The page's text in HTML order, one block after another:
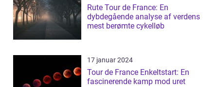
Rute Tour de France: En
dybdegående analyse af verdens
mest berømte cykelløb
17 januar 2024
Tour de France Enkeltstart: En
fascinerende kamp mod uret